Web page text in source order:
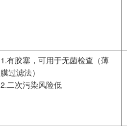
1.有胶塞，可用于无菌检查（薄
膜过滤法）
2.二次污染风险低